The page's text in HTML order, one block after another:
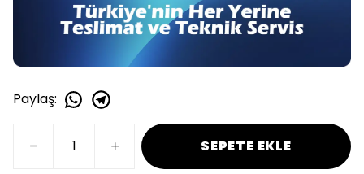
Paylaş:
SEPETE EKLE